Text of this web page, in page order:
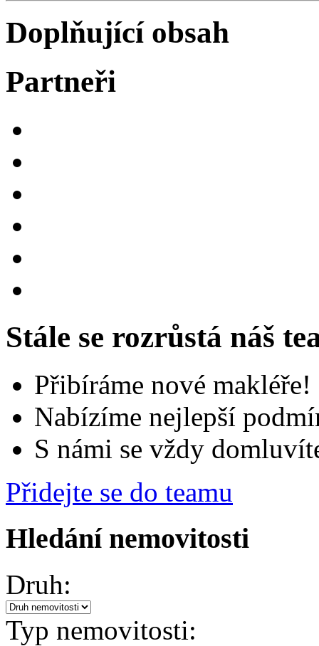
Doplňující obsah
Partneři
Stále se rozrůstá náš
Přibíráme nové makléře!
Nabízíme nejlepší
S námi se vždy
Přidejte se do teamu
Hledání nemovitosti
Druh:
Typ nemovitosti: